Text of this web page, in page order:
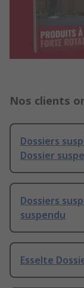
Nos clients
Dossiers
Dossier
Dossiers
suspendu
Esselte